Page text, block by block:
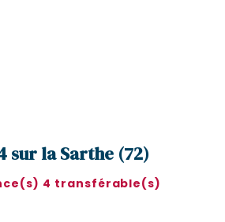
sur la Sarthe (72)
4 transférable(s)